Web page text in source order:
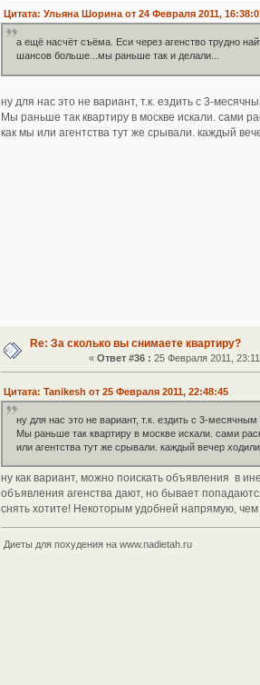
Цитата: Ульяна Шорина от 24 Февраля 2011,
а ещё насчёт съёма. Еси через агенство трудно
шансов больше...мы раньше так и делали...
ну для нас это не вариант, т.к. ездить с 3-
Мы раньше так квартиру в москве искали. сами
как мы или агентства тут же срывали. каждый
Re: За сколько вы снимаете квартиру?
« Ответ #36 : 25 Февраля 2011,
Цитата: Tanikesh от 25 Февраля 2011, 22:48:45
ну для нас это не вариант, т.к. ездить с 3-
Мы раньше так квартиру в москве искали. сами
или агентства тут же срывали. каждый вечер
ну как вариант, можно поискать объявления в
объявления агенства дают, но бывает
снять хотите! Некоторым удобней напрямую, чем
Диеты для похудения на www.nadietah.ru